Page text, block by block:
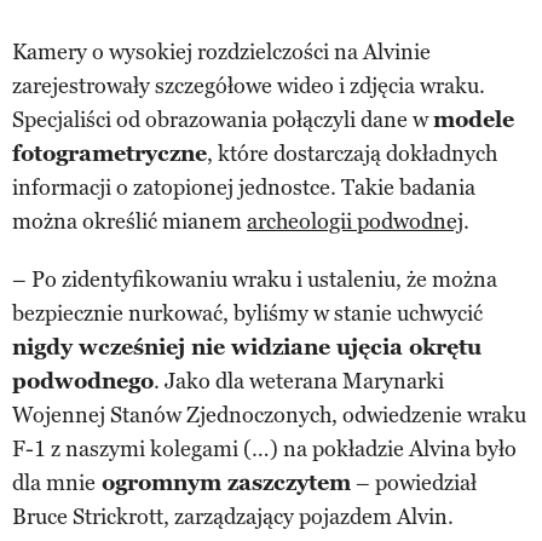
Kamery o wysokiej rozdzielczości na Alvinie
zarejestrowały szczegółowe wideo i zdjęcia wraku.
Specjaliści od obrazowania połączyli dane wmodele
fotogrametryczne, które dostarczają dokładnych
informacji o zatopionej jednostce. Takie badania
można określić mianemarcheologii podwodnej.
– Po zidentyfikowaniu wraku i ustaleniu, że można
bezpiecznie nurkować, byliśmy w stanie uchwycić
nigdy wcześniej nie widziane ujęcia okrętu
podwodnego. Jako dla weterana Marynarki
Wojennej Stanów Zjednoczonych, odwiedzenie wraku
F-1 z naszymi kolegami (…) na pokładzie Alvina było
dla mnie ogromnym zaszczytem– powiedział
Bruce Strickrott, zarządzający pojazdem Alvin.